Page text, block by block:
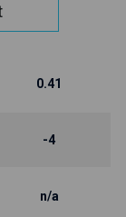
0.41
-4
n/a